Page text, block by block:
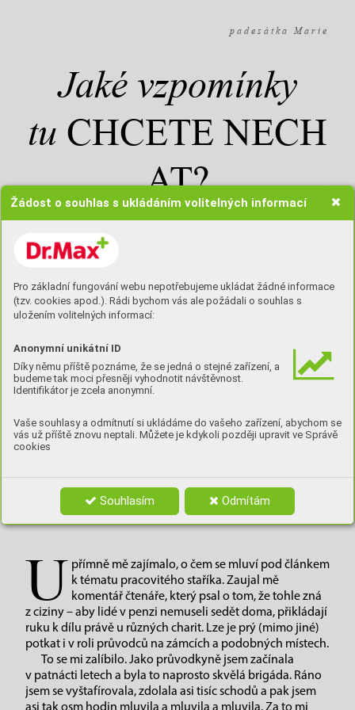
Žádost o souhlas s ukládáním volitelných informací
Pro základní fungování webu nepotřebujeme ukládat žádné informace
(tzv. cookies apod.). Rádi bychom vás ale požádali o souhlas s
uložením volitelných informací:
Anonymní unikátní ID
Díky němu příště poznáme, že se jedná o stejné zařízení, a
budeme tak moci přesněji vyhodnotit návštěvnost.
Identifikátor je zcela anonymní.
Vaše souhlasy a odmítnutí si ukládáme do vašeho zařízení, abychom se
vás už příště znovu neptali. Můžete je kdykoli později upravit ve Správě
cookies
Souhlasím Odmítám
p a d e s á t k a M a r i e
Jaké vzpomínky
tu CHCETE NECH
AT?
Nedávno jsem někde četla o pánovi, kterému
je 102 let a pořád chodí do práce, protože sedět
doma u televize ho nebaví. Vyrábí a opravuje
dřevěné hračky. Dělá to pro nějakou
charitativní organizaci. Hezký příběh. Kromě
toho, že ráda čtu hezké příběhy, musím se
přiznat k jedné podivínskosti – čtu také
fascinuje, že se dá diskutovat i u článků
o počasí, a to ani nejsme v Anglii.
TEXT: MARIE PETROVOVÁ
U přímně mě zajímalo, o čem se mluví pod článkem
k tématu pracovitého staříka. Zaujal mě
komentář čtenáře, který psal o tom, že tohle zná
z ciziny – aby lidé v penzi nemuseli sedět doma, přikládají
ruku k dílu právě u různých charit. Lze je prý (mimo jiné)
potkat i v roli průvodců na zámcích a podobných místech.
To se mi zalíbilo. Jako průvodkyně jsem začínala
v patnácti letech a byla to naprosto skvělá brigáda. Ráno
jsem se vyštafírovala, zdolala asi tisíc schodů a pak jsem